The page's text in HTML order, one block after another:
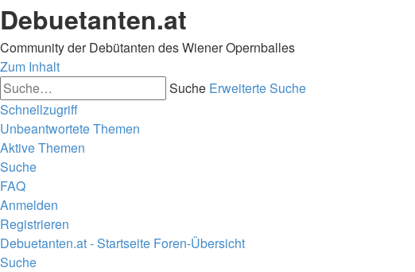
Debuetanten.at
Community der Debütanten des Wiener Opernballes
Zum Inhalt
Suche Erweiterte Suche
Schnellzugriff
Unbeantwortete Themen
Aktive Themen
Suche
FAQ
Anmelden
Registrieren
Debuetanten.at - Startseite Foren-Übersicht
Suche